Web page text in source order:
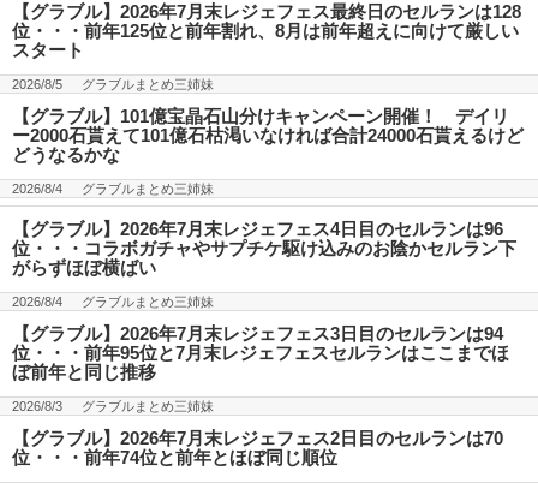
【グラブル】2026年7月末レジェフェス最終日のセルランは128
位・・・前年125位と前年割れ、8月は前年超えに向けて厳しい
スタート
2026/8/5 グラブルまとめ三姉妹
【グラブル】101億宝晶石山分けキャンペーン開催！ デイリ
ー2000石貰えて101億石枯渇いなければ合計24000石貰えるけど
どうなるかな
2026/8/4 グラブルまとめ三姉妹
【グラブル】2026年7月末レジェフェス4日目のセルランは96
位・・・コラボガチャやサプチケ駆け込みのお陰かセルラン下
がらずほぼ横ばい
2026/8/4 グラブルまとめ三姉妹
【グラブル】2026年7月末レジェフェス3日目のセルランは94
位・・・前年95位と7月末レジェフェスセルランはここまでほ
ぼ前年と同じ推移
2026/8/3 グラブルまとめ三姉妹
【グラブル】2026年7月末レジェフェス2日目のセルランは70
位・・・前年74位と前年とほぼ同じ順位